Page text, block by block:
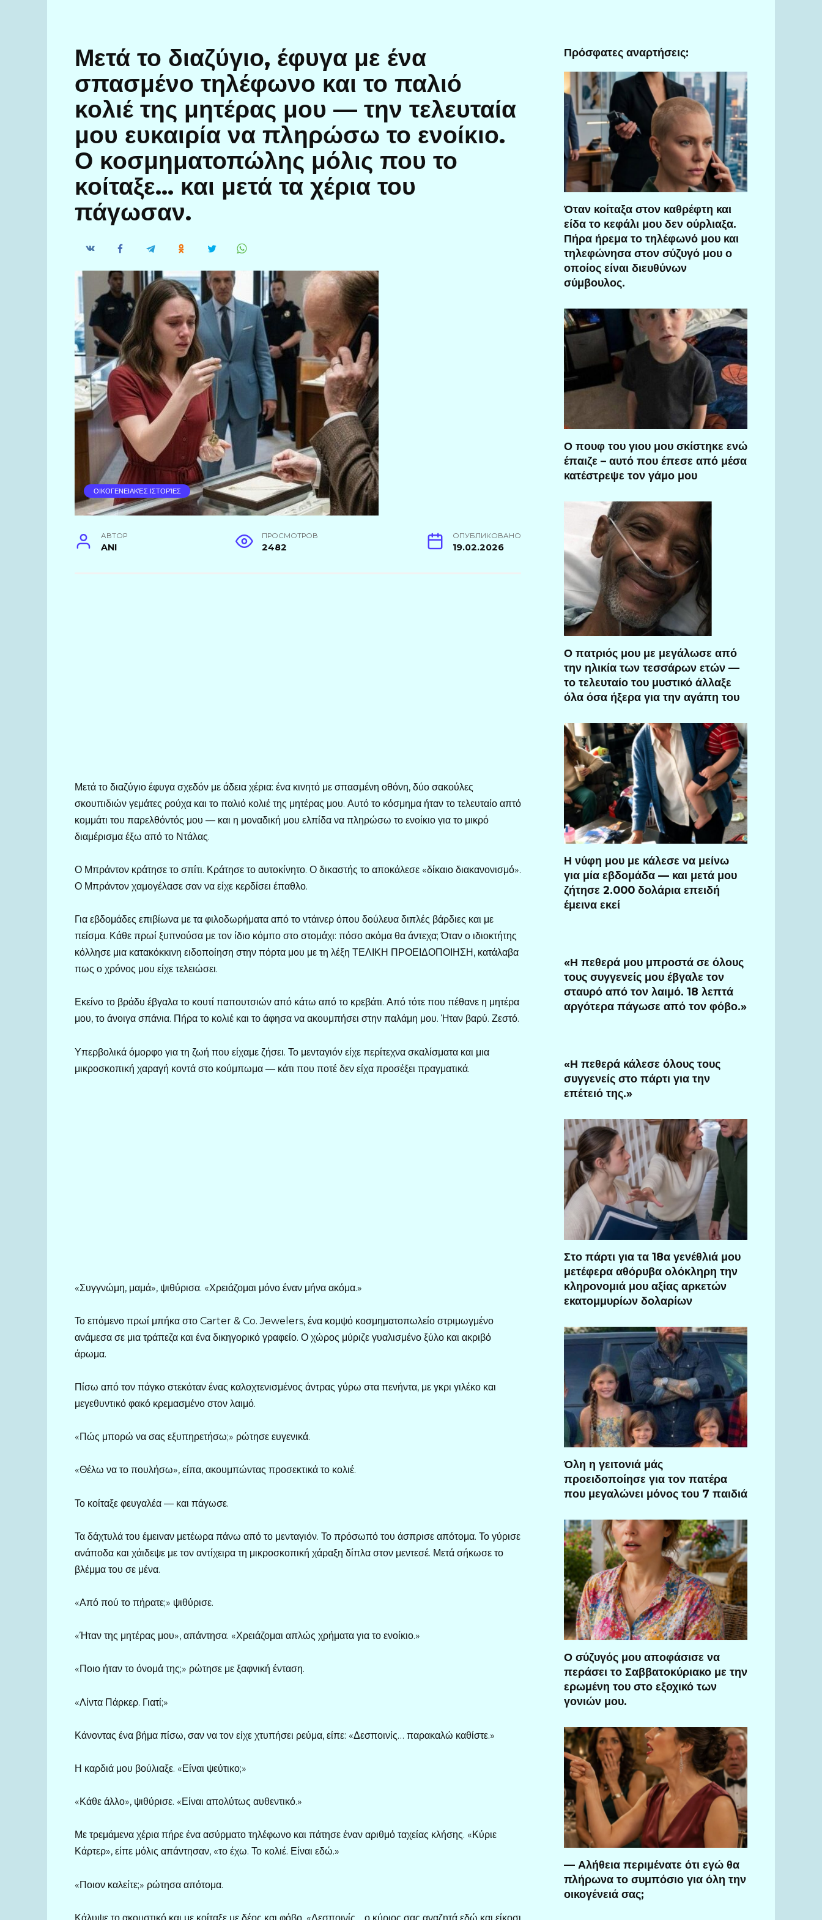
Μετά το διαζύγιο, έφυγα με ένα
σπασμένο τηλέφωνο και το παλιό
κολιέ της μητέρας μου — την τελευταία
μου ευκαιρία να πληρώσω το ενοίκιο.
Ο κοσμηματοπώλης μόλις που το
κοίταξε… και μετά τα χέρια του
πάγωσαν.
ΟΙΚΟΓΕΝΕΙΑΚΈΣ ΙΣΤΟΡΊΕΣ
АВТОР
ANI
ПРОСМОТРОВ
2482
ОПУБЛИКОВАНО
19.02.2026
Μετά το διαζύγιο έφυγα σχεδόν με άδεια χέρια: ένα κινητό με σπασμένη οθόνη, δύο σακούλες
σκουπιδιών γεμάτες ρούχα και το παλιό κολιέ της μητέρας μου. Αυτό το κόσμημα ήταν το τελευταίο απτό
κομμάτι του παρελθόντός μου — και η μοναδική μου ελπίδα να πληρώσω το ενοίκιο για το μικρό
διαμέρισμα έξω από το Ντάλας.
Ο Μπράντον κράτησε το σπίτι. Κράτησε το αυτοκίνητο. Ο δικαστής το αποκάλεσε «δίκαιο διακανονισμό».
Ο Μπράντον χαμογέλασε σαν να είχε κερδίσει έπαθλο.
Για εβδομάδες επιβίωνα με τα φιλοδωρήματα από το ντάινερ όπου δούλευα διπλές βάρδιες και με
πείσμα. Κάθε πρωί ξυπνούσα με τον ίδιο κόμπο στο στομάχι: πόσο ακόμα θα άντεχα; Όταν ο ιδιοκτήτης
κόλλησε μια κατακόκκινη ειδοποίηση στην πόρτα μου με τη λέξη ΤΕΛΙΚΗ ΠΡΟΕΙΔΟΠΟΙΗΣΗ, κατάλαβα
πως ο χρόνος μου είχε τελειώσει.
Εκείνο το βράδυ έβγαλα το κουτί παπουτσιών από κάτω από το κρεβάτι. Από τότε που πέθανε η μητέρα
μου, το άνοιγα σπάνια. Πήρα το κολιέ και το άφησα να ακουμπήσει στην παλάμη μου. Ήταν βαρύ. Ζεστό.
Υπερβολικά όμορφο για τη ζωή που είχαμε ζήσει. Το μενταγιόν είχε περίτεχνα σκαλίσματα και μια
μικροσκοπική χαραγή κοντά στο κούμπωμα — κάτι που ποτέ δεν είχα προσέξει πραγματικά.
«Συγγνώμη, μαμά», ψιθύρισα. «Χρειάζομαι μόνο έναν μήνα ακόμα.»
Το επόμενο πρωί μπήκα στο Carter & Co. Jewelers, ένα κομψό κοσμηματοπωλείο στριμωγμένο
ανάμεσα σε μια τράπεζα και ένα δικηγορικό γραφείο. Ο χώρος μύριζε γυαλισμένο ξύλο και ακριβό
άρωμα.
Πίσω από τον πάγκο στεκόταν ένας καλοχτενισμένος άντρας γύρω στα πενήντα, με γκρι γιλέκο και
μεγεθυντικό φακό κρεμασμένο στον λαιμό.
«Πώς μπορώ να σας εξυπηρετήσω;» ρώτησε ευγενικά.
«Θέλω να το πουλήσω», είπα, ακουμπώντας προσεκτικά το κολιέ.
Το κοίταξε φευγαλέα — και πάγωσε.
Τα δάχτυλά του έμειναν μετέωρα πάνω από το μενταγιόν. Το πρόσωπό του άσπρισε απότομα. Το γύρισε
ανάποδα και χάιδεψε με τον αντίχειρα τη μικροσκοπική χάραξη δίπλα στον μεντεσέ. Μετά σήκωσε το
βλέμμα του σε μένα.
«Από πού το πήρατε;» ψιθύρισε.
«Ήταν της μητέρας μου», απάντησα. «Χρειάζομαι απλώς χρήματα για το ενοίκιο.»
«Ποιο ήταν το όνομά της;» ρώτησε με ξαφνική ένταση.
«Λίντα Πάρκερ. Γιατί;»
Κάνοντας ένα βήμα πίσω, σαν να τον είχε χτυπήσει ρεύμα, είπε: «Δεσποινίς… παρακαλώ καθίστε.»
Η καρδιά μου βούλιαξε. «Είναι ψεύτικο;»
«Κάθε άλλο», ψιθύρισε. «Είναι απολύτως αυθεντικό.»
Με τρεμάμενα χέρια πήρε ένα ασύρματο τηλέφωνο και πάτησε έναν αριθμό ταχείας κλήσης. «Κύριε
Κάρτερ», είπε μόλις απάντησαν, «το έχω. Το κολιέ. Είναι εδώ.»
«Ποιον καλείτε;» ρώτησα απότομα.
Πρόσφατες αναρτήσεις:
Όταν κοίταξα στον καθρέφτη και
είδα το κεφάλι μου δεν ούρλιαξα.
Πήρα ήρεμα το τηλέφωνό μου και
τηλεφώνησα στον σύζυγό μου ο
οποίος είναι διευθύνων
σύμβουλος.
Ο πουφ του γιου μου σκίστηκε ενώ
έπαιζε – αυτό που έπεσε από μέσα
κατέστρεψε τον γάμο μου
Ο πατριός μου με μεγάλωσε από
την ηλικία των τεσσάρων ετών —
το τελευταίο του μυστικό άλλαξε
όλα όσα ήξερα για την αγάπη του
Η νύφη μου με κάλεσε να μείνω
για μία εβδομάδα — και μετά μου
ζήτησε 2.000 δολάρια επειδή
έμεινα εκεί
«Η πεθερά μου μπροστά σε όλους
τους συγγενείς μου έβγαλε τον
σταυρό από τον λαιμό. 18 λεπτά
αργότερα πάγωσε από τον φόβο.»
«Η πεθερά κάλεσε όλους τους
συγγενείς στο πάρτι για την
επέτειό της.»
Στο πάρτι για τα 18α γενέθλιά μου
μετέφερα αθόρυβα ολόκληρη την
κληρονομιά μου αξίας αρκετών
εκατομμυρίων δολαρίων
Όλη η γειτονιά μάς
προειδοποίησε για τον πατέρα
που μεγαλώνει μόνος του 7 παιδιά
Ο σύζυγός μου αποφάσισε να
περάσει το Σαββατοκύριακο με την
ερωμένη του στο εξοχικό των
γονιών μου.
— Αλήθεια περιμένατε ότι εγώ θα
πλήρωνα το συμπόσιο για όλη την
οικογένειά σας;